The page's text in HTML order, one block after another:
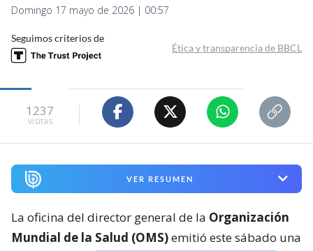
Domingo 17 mayo de 2026 | 00:57
Seguimos criterios de
Ética y transparencia de BBCL
1237
visitas
VER RESUMEN
La oficina del director general de la Organización
Mundial de la Salud (OMS)emitió este sábado una